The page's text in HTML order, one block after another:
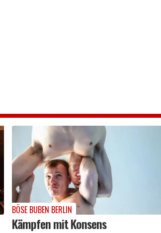
BÖSE BUBEN BERLIN
Kämpfen mit Konsens